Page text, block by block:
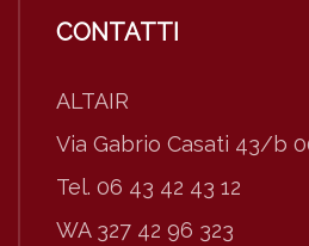
CONTATTI
ALTAIR
Via Gabrio Casati 43/b
Tel. 06 43 42 43 12
WA 327 42 96 323